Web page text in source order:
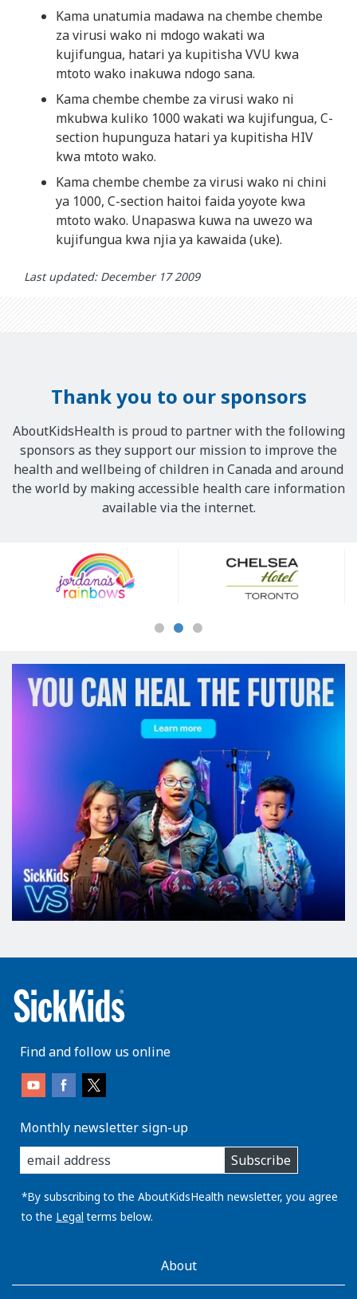
Kama unatumia madawa na chembe chembe
za virusi wako ni mdogo wakati wa
kujifungua, hatari ya kupitisha VVU kwa
mtoto wako inakuwa ndogo sana.
Kama chembe chembe za virusi wako ni
mkubwa kuliko 1000 wakati wa kujifungua, C-
section hupunguza hatari ya kupitisha HIV
kwa mtoto wako.
Kama chembe chembe za virusi wako ni chini
ya 1000, C-section haitoi faida yoyote kwa
mtoto wako. Unapaswa kuwa na uwezo wa
kujifungua kwa njia ya kawaida (uke).
Last updated: December 17 2009
Thank you to our sponsors
AboutKidsHealth is proud to partner with the following
sponsors as they support our mission to improve the
health and wellbeing of children in Canada and around
the world by making accessible health care information
available via the internet.
Sponsors
Find and follow us online
Monthly newsletter sign-up
enter
you
email
address:
Subscribe
*By subscribing to the AboutKidsHealth newsletter, you agree
to the Legal terms below.
AboutKidsHealthAbout